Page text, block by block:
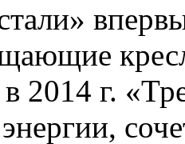
2014 г.